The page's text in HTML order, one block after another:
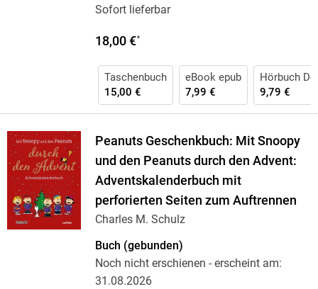
Sofort lieferbar
18,00 €*
Taschenbuch
15,00 €
eBook epub
7,99 €
Hörbuch
9,79 €
Peanuts Geschenkbuch: Mit Snoopy
und den Peanuts durch den Advent:
Adventskalenderbuch mit
perforierten Seiten zum Auftrennen
Charles M. Schulz
Buch (gebunden)
Noch nicht erschienen - erscheint am:
31.08.2026